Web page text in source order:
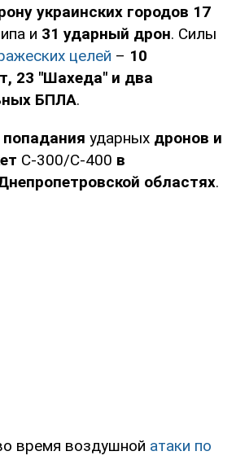
украинских городов 17
и 31 ударный дрон. Силы
целей – 10
23 "Шахеда" и два
БПЛА.
попадания ударных дронов и
С-300/С-400 в
областях.
время воздушной атаки по